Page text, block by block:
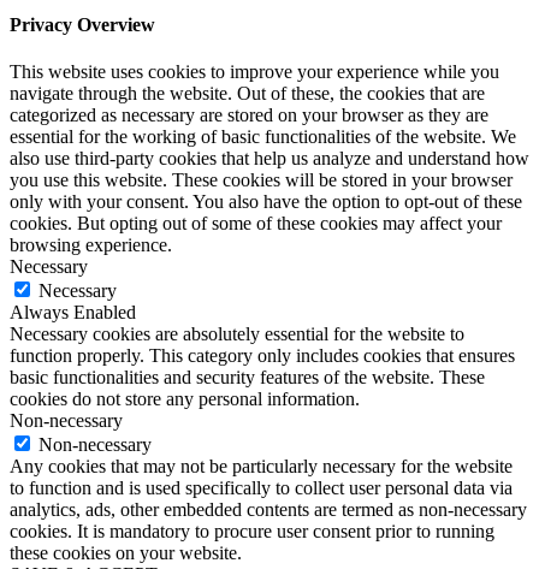
Privacy Overview
This website uses cookies to improve your experience while you
navigate through the website. Out of these, the cookies that are
categorized as necessary are stored on your browser as they are
essential for the working of basic functionalities of the website. We
also use third-party cookies that help us analyze and understand how
you use this website. These cookies will be stored in your browser
only with your consent. You also have the option to opt-out of these
cookies. But opting out of some of these cookies may affect your
browsing experience.
Necessary
Necessary
Always Enabled
Necessary cookies are absolutely essential for the website to
function properly. This category only includes cookies that ensures
basic functionalities and security features of the website. These
cookies do not store any personal information.
Non-necessary
Non-necessary
Any cookies that may not be particularly necessary for the website
to function and is used specifically to collect user personal data via
analytics, ads, other embedded contents are termed as non-necessary
cookies. It is mandatory to procure user consent prior to running
these cookies on your website.